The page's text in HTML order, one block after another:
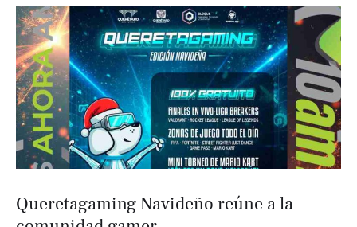
Queretagaming Navideño reúne a la